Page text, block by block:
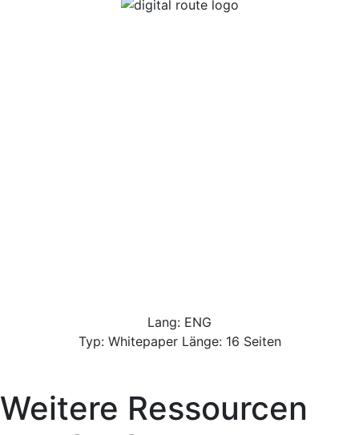
Lang: ENG
Typ: Whitepaper Länge: 16 Seiten
Weitere Ressourcen